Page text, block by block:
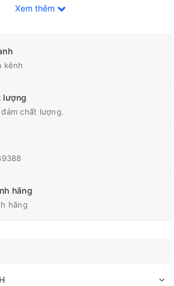
an toàn lao động bằng cách đeo kính
Xem thêm
kênh
lượng
chất lượng.
hãng
hãng